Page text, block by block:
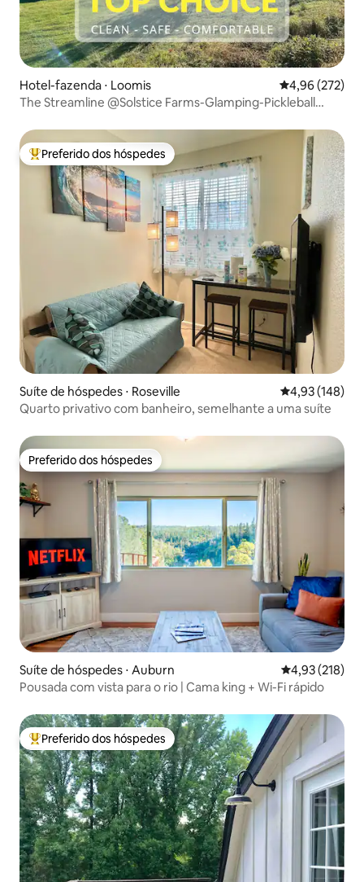
Hotel-fazenda ⋅ Loomis 4,96 de uma
4,96 (272)
The Streamline @Solstice Farms-Glamping-Pickleball
Entre os melhores preferidos dos hóspedes
Preferido dos hóspedes
Suíte de hóspedes ⋅ Roseville 4,93 de uma
4,93 (148)
Quarto privativo com banheiro, semelhante a uma suíte
Preferido dos hóspedes
Preferido dos hóspedes
Suíte de hóspedes ⋅ Auburn 4,93 de uma
4,93 (218)
Pousada com vista para o rio | Cama king + Wi-Fi rápido
Entre os melhores preferidos dos hóspedes
Preferido dos hóspedes